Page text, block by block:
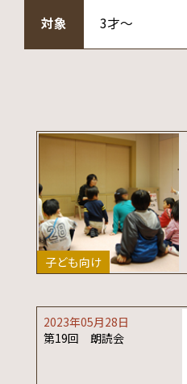
対象 3才～
子ども向け
2023年05月28日
第19回 朗読会